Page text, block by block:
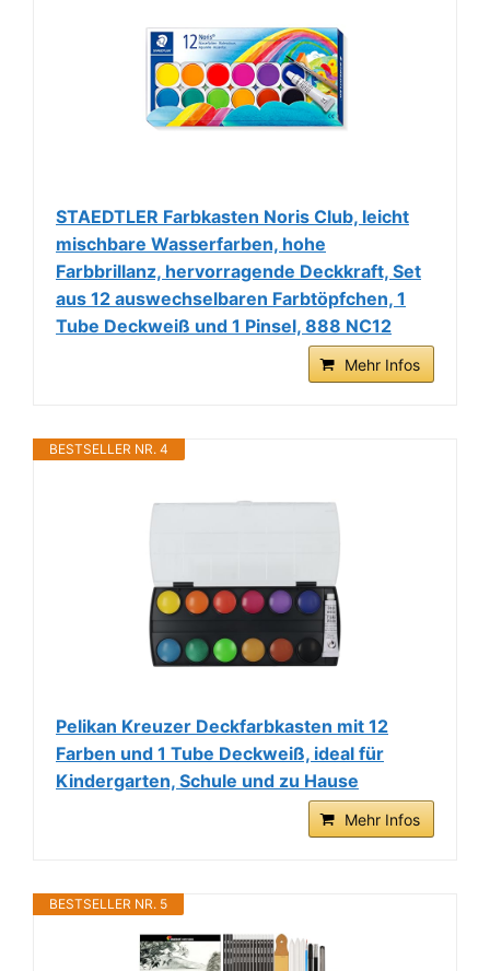
STAEDTLER Farbkasten Noris Club, leicht
mischbare Wasserfarben, hohe
Farbbrillanz, hervorragende Deckkraft, Set
aus 12 auswechselbaren Farbtöpfchen, 1
Tube Deckweiß und 1 Pinsel, 888 NC12
Mehr Infos
BESTSELLER NR. 4
Pelikan Kreuzer Deckfarbkasten mit 12
Farben und 1 Tube Deckweiß, ideal für
Kindergarten, Schule und zu Hause
Mehr Infos
BESTSELLER NR. 5